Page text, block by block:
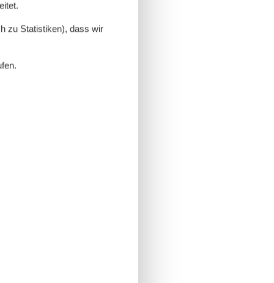
zu Statistiken), dass wir